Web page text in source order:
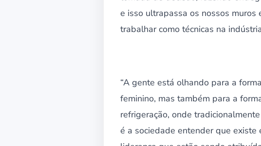
e isso ultrapassa os nossos
trabalhar como técnicas na
“A gente está olhando para a
feminino, mas também para a
refrigeração, onde
é a sociedade entender que